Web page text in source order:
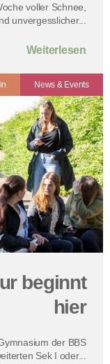
voller Schnee,
unvergesslicher...
Weiterlesen
News & Events
beginnt
hier
der BBS
Sek I oder...